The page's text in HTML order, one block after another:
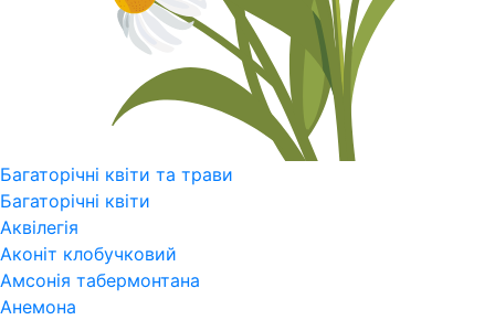
Багаторічні квіти та трави
Багаторічні квіти
Аквілегія
Аконіт клобучковий
Амсонія табермонтана
Анемона